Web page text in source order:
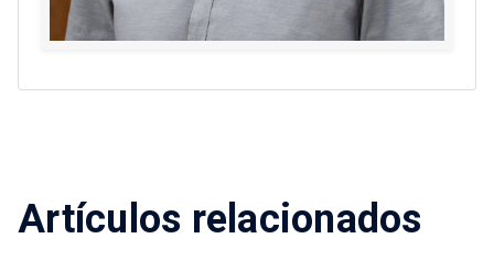
Artículos relacionados